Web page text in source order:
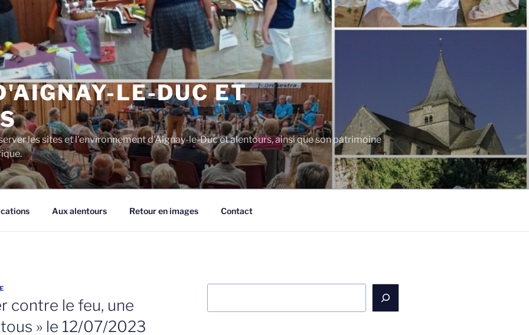
LE-DUC ET
les sites et l'environnement d'Aignay-le-Duc et alentours, ainsi que son patrimoine
Aux alentours Retour en images Contact
contre le feu, une
» le 12/07/2023